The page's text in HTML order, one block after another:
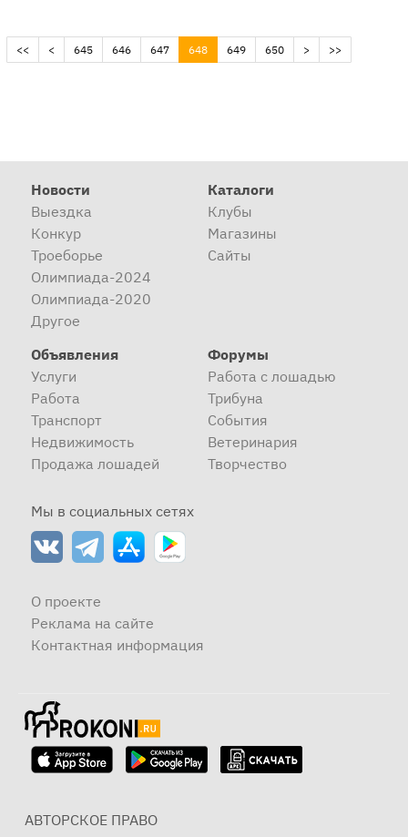
<< < 645 646 647 648(current)
649 650 > >>
Новости
Выездка
Конкур
Троеборье
Олимпиада-2024
Олимпиада-2020
Другое
Каталоги
Клубы
Магазины
Сайты
Объявления
Услуги
Работа
Транспорт
Недвижимость
Продажа лошадей
Форумы
Работа с лошадью
Трибуна
События
Ветеринария
Творчество
Мы в социальных сетях
О проекте
Реклама на сайте
Контактная информация
АВТОРСКОЕ ПРАВО